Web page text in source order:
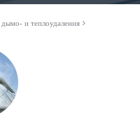
и теплоудаления